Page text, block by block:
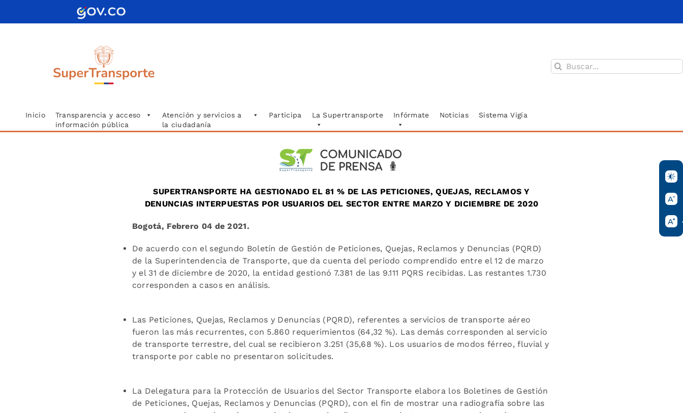
Buscar:
Inicio
Transparencia y acceso
información pública
Atención y servicios a
la ciudadanía
Participa La Supertransporte Infórmate Noticias Sistema Vigía
SUPERTRANSPORTE HA GESTIONADO EL 81 % DE LAS PETICIONES, QUEJAS, RECLAMOS Y
DENUNCIAS INTERPUESTAS POR USUARIOS DEL SECTOR ENTRE MARZO Y DICIEMBRE DE 2020
Bogotá, Febrero 04 de 2021.
De acuerdo con el segundo Boletín de Gestión de Peticiones, Quejas, Reclamos y Denuncias (PQRD)
de la Superintendencia de Transporte, que da cuenta del periodo comprendido entre el 12 de marzo
y el 31 de diciembre de 2020, la entidad gestionó 7.381 de las 9.111 PQRS recibidas. Las restantes 1.730
corresponden a casos en análisis.
Las Peticiones, Quejas, Reclamos y Denuncias (PQRD), referentes a servicios de transporte aéreo
fueron las más recurrentes, con 5.860 requerimientos (64,32 %). Las demás corresponden al servicio
de transporte terrestre, del cual se recibieron 3.251 (35,68 %). Los usuarios de modos férreo, fluvial y
transporte por cable no presentaron solicitudes.
La Delegatura para la Protección de Usuarios del Sector Transporte elabora los Boletines de Gestión
de Peticiones, Quejas, Reclamos y Denuncias (PQRD), con el fin de mostrar una radiografía sobre las